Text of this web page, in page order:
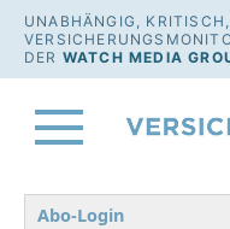
UNABHÄNGIG,
DER WATCH MEDIA
Abo-Login